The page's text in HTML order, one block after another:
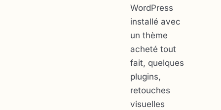
WordPress
installé avec
un thème
acheté tout
fait, quelques
plugins,
retouches
visuelles